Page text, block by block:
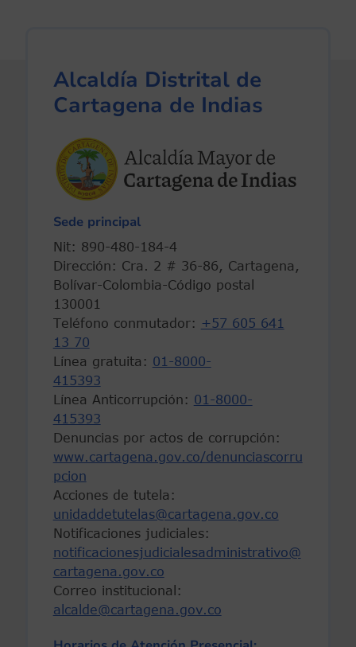
Alcaldía Distrital de
Cartagena de Indias
Sede principal
Nit: 890-480-184-4
Dirección: Cra. 2 # 36-86, Cartagena,
Bolívar-Colombia-Código postal
130001
Teléfono conmutador: +57 605 641
13 70
Línea gratuita: 01-8000-
415393
Línea Anticorrupción: 01-8000-
415393
Denuncias por actos de corrupción:
www.cartagena.gov.co/denunciascorru
pcion
Acciones de tutela:
unidaddetutelas@cartagena.gov.co
Notificaciones judiciales:
notificacionesjudicialesadministrativo@
cartagena.gov.co
Correo institucional:
alcalde@cartagena.gov.co